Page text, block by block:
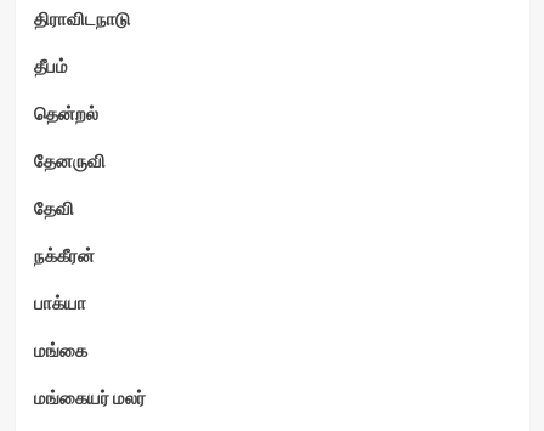
திராவிடநாடு
தீபம்
தென்றல்
தேனருவி
தேவி
நக்கீரன்
பாக்யா
மங்கை
மங்கையர் மலர்